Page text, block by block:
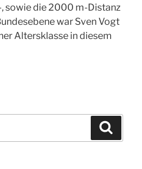
sowie die 2000 m-Distanz
war Sven Vogt
Altersklasse in diesem